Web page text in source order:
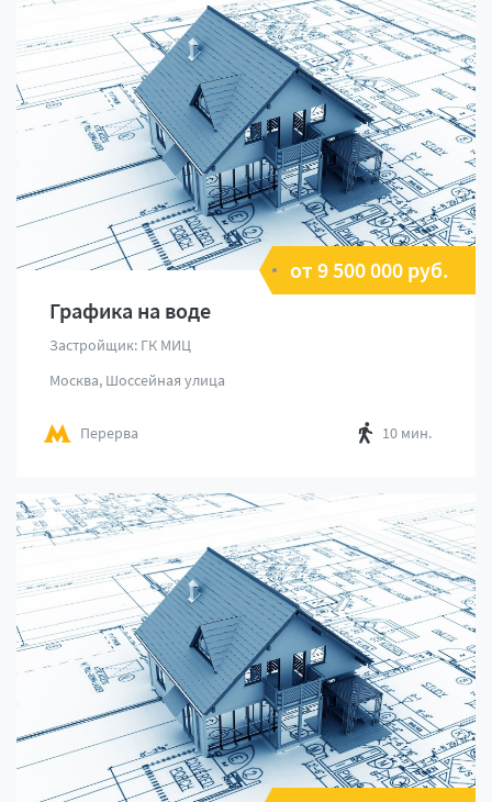
от 9 500 000 руб.
Графика на воде
Застройщик: ГК МИЦ
Москва, Шоссейная улица
Перерва 10 мин.